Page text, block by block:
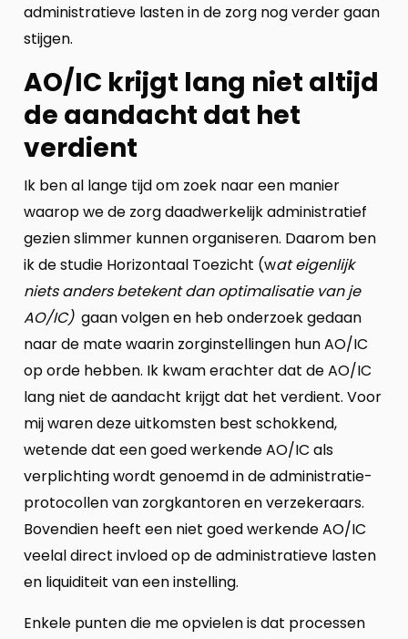
administratieve lasten in de zorg nog verder gaan
stijgen.
AO/IC krijgt lang niet altijd
de aandacht dat het
verdient
Ik ben al lange tijd om zoek naar een manier
waarop we de zorg daadwerkelijk administratief
gezien slimmer kunnen organiseren. Daarom ben
ik de studie Horizontaal Toezicht (wat eigenlijk
niets anders betekent dan optimalisatie van je
AO/IC)gaan volgen en heb onderzoek gedaan
naar de mate waarin zorginstellingen hun AO/IC
op orde hebben. Ik kwam erachter dat de AO/IC
lang niet de aandacht krijgt dat het verdient. Voor
mij waren deze uitkomsten best schokkend,
wetende dat een goed werkende AO/IC als
verplichting wordt genoemd in de administratie-
protocollen van zorgkantoren en verzekeraars.
Bovendien heeft een niet goed werkende AO/IC
veelal direct invloed op de administratieve lasten
en liquiditeit van een instelling.
Enkele punten die me opvielen is dat processen